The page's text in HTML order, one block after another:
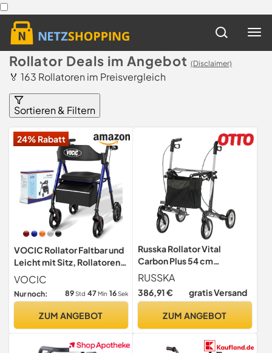
Rollator Deals im Angebot (Disclaimer)
🏅 163 Rollatoren im Preisvergleich
Sortieren & Filtern
24% Rabatt
VOCIC Rollator Faltbar und
Leicht mit Sitz, Rollatoren
Schmal für Wohnung
VOCIC
Nur noch: 89Std 47Min 15Sek
ZUM ANGEBOT
Russka Rollator Vital
Carbon Plus 54 cm
carbonschwarz
RUSSKA
386,91 € gratis Versand
ZUM ANGEBOT